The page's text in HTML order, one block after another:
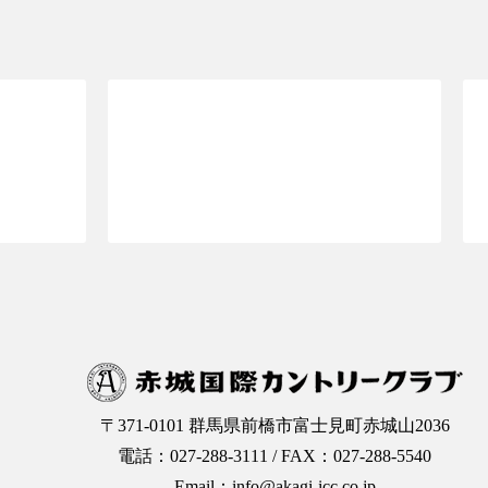
〒371-0101 群馬県前橋市富士見町赤城山2036
電話：027-288-3111 / FAX：027-288-5540